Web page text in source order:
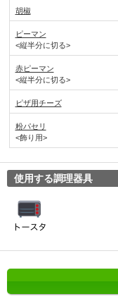
胡椒
ピーマン
<縦半分に切る>
赤ピーマン
<縦半分に切る>
ピザ用チーズ
粉パセリ
<飾り用>
使用する調理器具